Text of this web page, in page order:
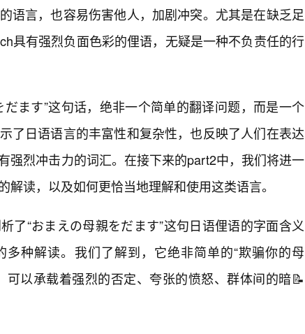
语言，也容易伤害他人，加剧冲突。尤其是在缺乏足
具有强烈负面色彩的俚语，无疑是一种不负责任的行
ます”这句话，绝非一个简单的翻译问题，而是一个
了日语语言的丰富性和复杂性，也反映了人们在表达
强烈冲击力的词汇。在接下来的part2中，我们将进一
解读，以及如何更恰当地理解和使用这类语言。
了“おまえの母親をだます”这句日语俚语的字面含义
种解读。我们了解到，它绝非简单的“欺骗你的母
可以承载着强烈的否定、夸张的愤怒、群体间的暗📝